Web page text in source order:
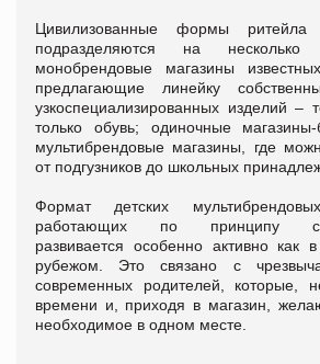
Цивилизованные формы ритейла
подразделяются на
монобрендовые магазины
предлагающие линейку
узкоспециализированных изделий –
только обувь; одиночные
мультибрендовые магазины, где
от подгузников до школьных
Формат детских
работающих по принципу
развивается особенно активно как
рубежом. Это связано с
современных родителей, которые,
времени и, приходя в магазин,
необходимое в одном месте.